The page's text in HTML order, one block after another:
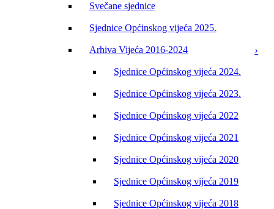
Svečane sjednice
Sjednice Općinskog vijeća 2025.
Arhiva Vijeća 2016-2024
Sjednice Općinskog vijeća 2024.
Sjednice Općinskog vijeća 2023.
Sjednice Općinskog vijeća 2022
Sjednice Općinskog vijeća 2021
Sjednice Općinskog vijeća 2020
Sjednice Općinskog vijeća 2019
Sjednice Općinskog vijeća 2018